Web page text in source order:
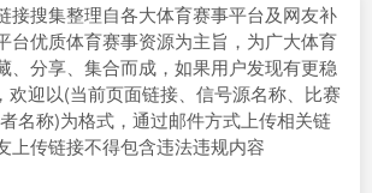
接搜集整理自各大体育赛事平台及网友补
台优质体育赛事资源为主旨，为广大体育
、分享、集合而成，如果用户发现有更稳
欢迎以(当前页面链接、信号源名称、比赛
名称)为格式，通过邮件方式上传相关链
上传链接不得包含违法违规内容